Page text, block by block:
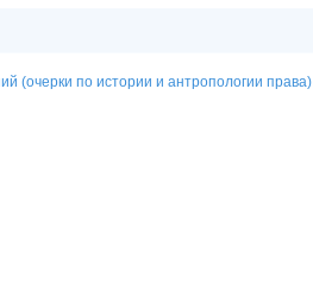
(очерки по истории и антропологии права)